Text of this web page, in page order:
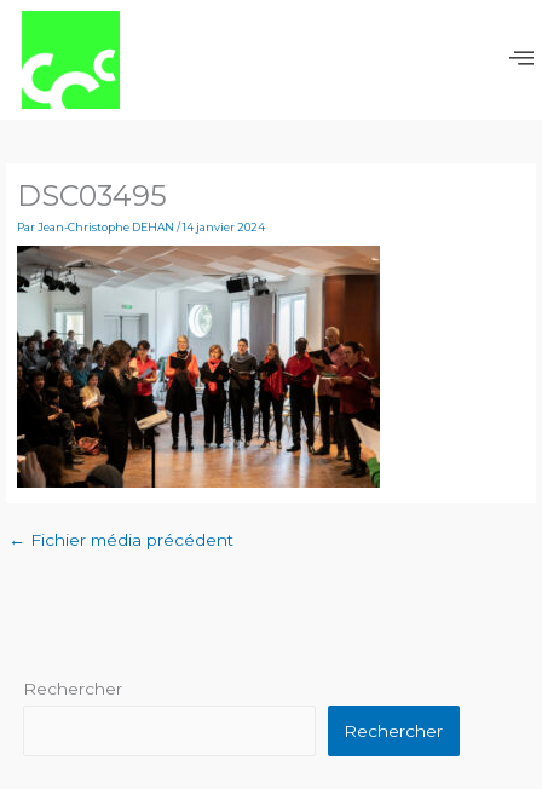
DSC03495
ParJean-Christophe DEHAN /14 janvier 2024
← Fichier média précédent
Rechercher
Rechercher